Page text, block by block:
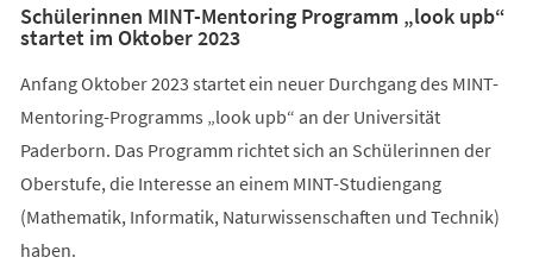
Schülerinnen MINT-Mentoring Programm „look upb“
startet im Oktober 2023
Anfang Oktober 2023 startet ein neuer Durchgang des MINT-
Mentoring-Programms „look upb“ an der Universität
Paderborn. Das Programm richtet sich an Schülerinnen der
Oberstufe, die Interesse an einem MINT-Studiengang
(Mathematik, Informatik, Naturwissenschaften und Technik)
haben.